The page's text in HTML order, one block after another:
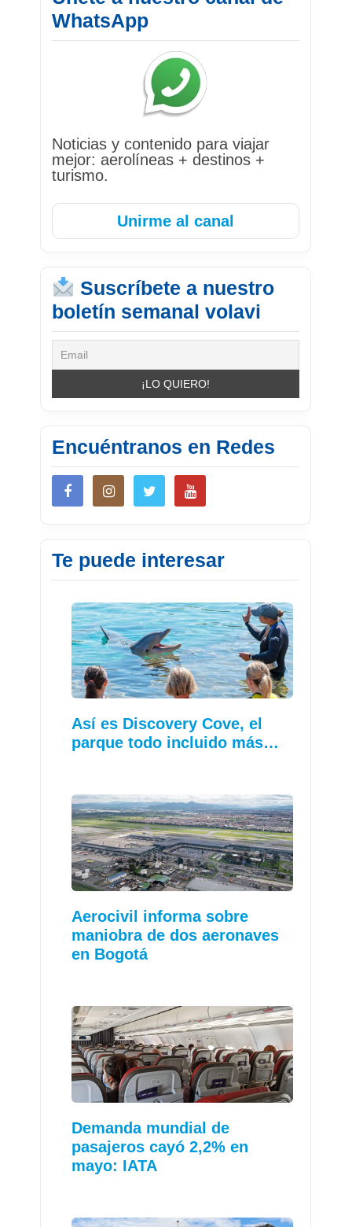
WhatsApp
Noticias y contenido para viajar
mejor: aerolíneas + destinos +
turismo.
Unirme al canal
Suscríbete a nuestro
boletín semanal volavi
Encuéntranos en Redes
Te puede interesar
Así es Discovery Cove, el
parque todo incluido más…
Aerocivil informa sobre
maniobra de dos aeronaves
en Bogotá
Demanda mundial de
pasajeros cayó 2,2% en
mayo: IATA